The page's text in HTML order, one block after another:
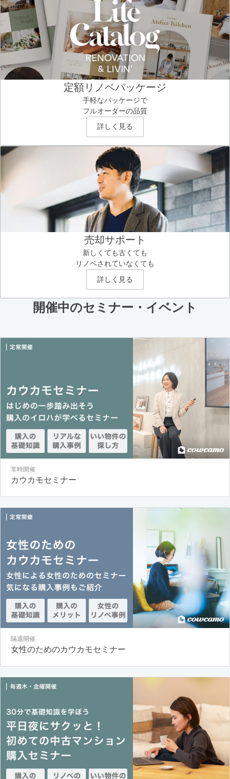
定額リノベパッケージ
手軽なパッケージで
フルオーダーの品質
詳しく見る
売却サポート
新しくても古くても
リノベされていなくても
詳しく見る
開催中のセミナー・イベント
常時開催
カウカモセミナー
隔週開催
女性のためのカウカモセミナー